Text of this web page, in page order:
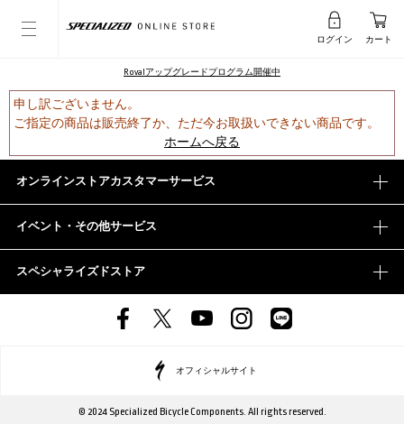
ログイン カート
Rovalアップグレードプログラム開催中
申し訳ございません。
ご指定の商品は販売終了か、ただ今お取扱いできない商品です。
ホームへ戻る
オンラインストアカスタマーサービス
イベント・その他サービス
スペシャライズドストア
オフィシャルサイト
© 2024 Specialized Bicycle Components. All rights reserved.